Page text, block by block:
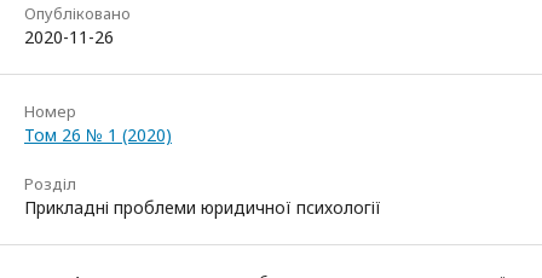
Опубліковано
2020-11-26
Номер
Том 26 № 1 (2020)
Розділ
Прикладні проблеми юридичної психології